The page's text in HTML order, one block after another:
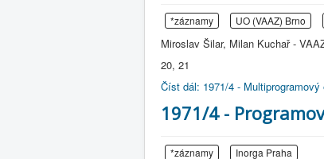
*záznamy UO (VAAZ) Brno
Miroslav Šilar, Milan Kuchař -
20, 21
Číst dál: 1971/4 -
1971/4 -
*záznamy Inorga Praha